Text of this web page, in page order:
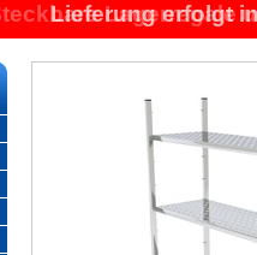
Lagerregale
Lieferung erfolgt